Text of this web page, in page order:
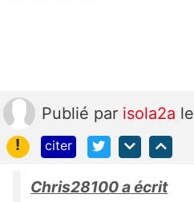
Publié par isola2a
!
citer
Chris28100 a écrit